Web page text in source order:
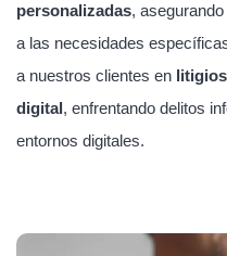
personalizadas,
a las necesidades
a nuestros clientes en
digital, enfrentando delitos
entornos digitales.